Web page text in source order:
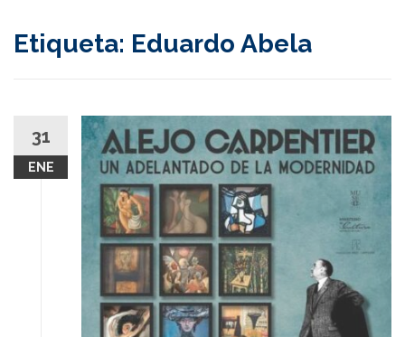
Etiqueta: Eduardo Abela
31
ENE